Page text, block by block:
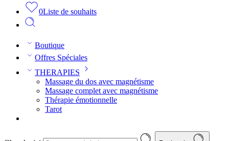
0Liste de souhaits
Boutique
Offres Spéciales
THERAPIES
Massage du dos avec magnétisme
Massage complet avec magnétisme
Thérapie émotionnelle
Tarot